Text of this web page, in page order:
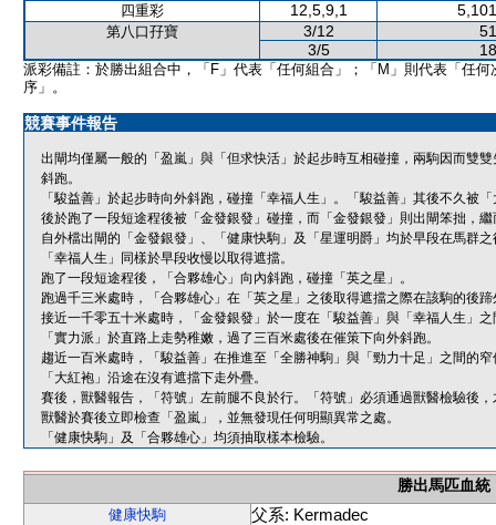
四重彩 12,5,9,1
第八口孖寶 3/12
3/5
派彩備註：於勝出組合中，「F」代表「任何組合」；「M」則代表「任何
序」。
競賽事件報告
出閘均僅屬一般的「盈嵐」與「但求快活」於起步時互相碰撞，兩駒因而雙
斜跑。
「駿益善」於起步時向外斜跑，碰撞「幸福人生」。「駿益善」其後不久被
後於跑了一段短途程後被「金發銀發」碰撞，而「金發銀發」則出閘笨拙，
自外檔出閘的「金發銀發」、「健康快駒」及「星運明爵」均於早段在馬群
「幸福人生」同樣於早段收慢以取得遮擋。
跑了一段短途程後，「合夥雄心」向內斜跑，碰撞「英之星」。
跑過千三米處時，「合夥雄心」在「英之星」之後取得遮擋之際在該駒的後
接近一千零五十米處時，「金發銀發」於一度在「駿益善」與「幸福人生」
「實力派」於直路上走勢稚嫩，過了三百米處後在催策下向外斜跑。
趨近一百米處時，「駿益善」在推進至「全勝神駒」與「勁力十足」之間的
「大紅袍」沿途在沒有遮擋下走外疊。
賽後，獸醫報告，「符號」左前腿不良於行。「符號」必須通過獸醫檢驗後
獸醫於賽後立即檢查「盈嵐」，並無發現任何明顯異常之處。
「健康快駒」及「合夥雄心」均須抽取樣本檢驗。
勝出馬匹血統
健康快駒
父系: Kermadec